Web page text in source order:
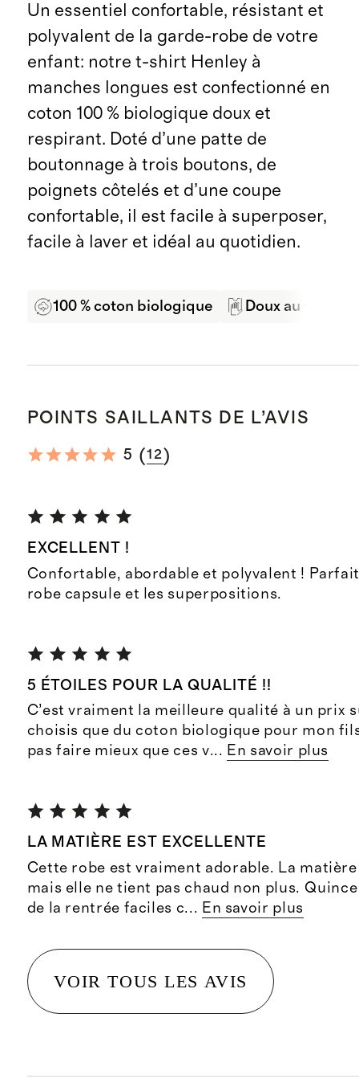
Un essentiel confortable, résistant et
polyvalent de la garde-robe de votre
enfant: notre t-shirt Henley à
manches longues est confectionné en
coton 100 % biologique doux et
respirant. Doté d’une patte de
boutonnage à trois boutons, de
poignets côtelés et d’une coupe
confortable, il est facile à superposer,
facile à laver et idéal au quotidien.
100 % coton biologique Doux au toucher
POINTS SAILLANTS DE L’AVIS
5 (12)
EXCELLENT !
Confortable, abordable et polyvalent !
robe capsule et les superpositions.
5 ÉTOILES POUR LA QUALITÉ !!
C’est vraiment la meilleure qualité à un prix
choisis que du coton biologique pour mon
pas faire mieux que ces v... En savoir plus
LA MATIÈRE EST EXCELLENTE
Cette robe est vraiment adorable. La matière
mais elle ne tient pas chaud non plus.
de la rentrée faciles c... En savoir plus
VOIR TOUS LES AVIS